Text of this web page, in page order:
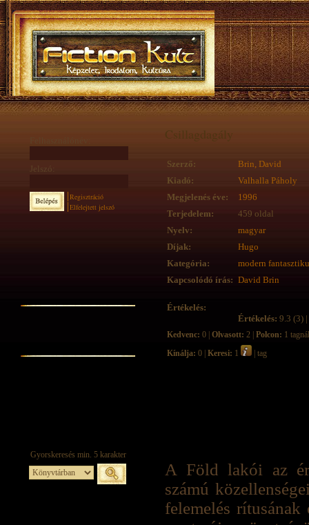
Jelszó:
Regisztráció
Elfelejtett jelszó
Csillagdagály
Szerző:
Brin, David
Kiadó:
Valhalla Páholy
Megjelenés éve:
1996
Terjedelem:
459 oldal
Nyelv:
magyar
Díjak:
Hugo
Kategória:
modern
Kapcsolódó írás: David Brin
Értékelés:
Értékelés: 9.3 (3)
Kedvenc: 0 | Olvasott: 2 | Polcon: 1 tagnál
Kínálja: 0 | Keresi: 1 | tag
A Föld lakói az
számú
felemelés